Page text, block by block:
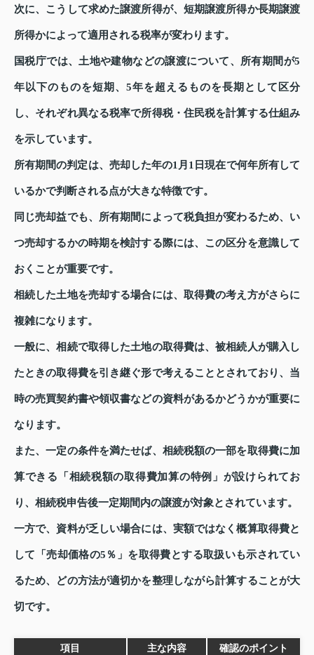
次に、こうして求めた譲渡所得が、短期譲渡所得か長期譲渡
所得かによって適用される税率が変わります。
国税庁では、土地や建物などの譲渡について、所有期間が5
年以下のものを短期、5年を超えるものを長期として区分
し、それぞれ異なる税率で所得税・住民税を計算する仕組み
を示しています。
所有期間の判定は、売却した年の1月1日現在で何年所有して
いるかで判断される点が大きな特徴です。
同じ売却益でも、所有期間によって税負担が変わるため、い
つ売却するかの時期を検討する際には、この区分を意識して
おくことが重要です。
相続した土地を売却する場合には、取得費の考え方がさらに
複雑になります。
一般に、相続で取得した土地の取得費は、被相続人が購入し
たときの取得費を引き継ぐ形で考えることとされており、当
時の売買契約書や領収書などの資料があるかどうかが重要に
なります。
また、一定の条件を満たせば、相続税額の一部を取得費に加
算できる「相続税額の取得費加算の特例」が設けられてお
り、相続税申告後一定期間内の譲渡が対象とされています。
一方で、資料が乏しい場合には、実額ではなく概算取得費と
して「売却価格の5％」を取得費とする取扱いも示されてい
るため、どの方法が適切かを整理しながら計算することが大
切です。
項目 主な内容 確認のポイント